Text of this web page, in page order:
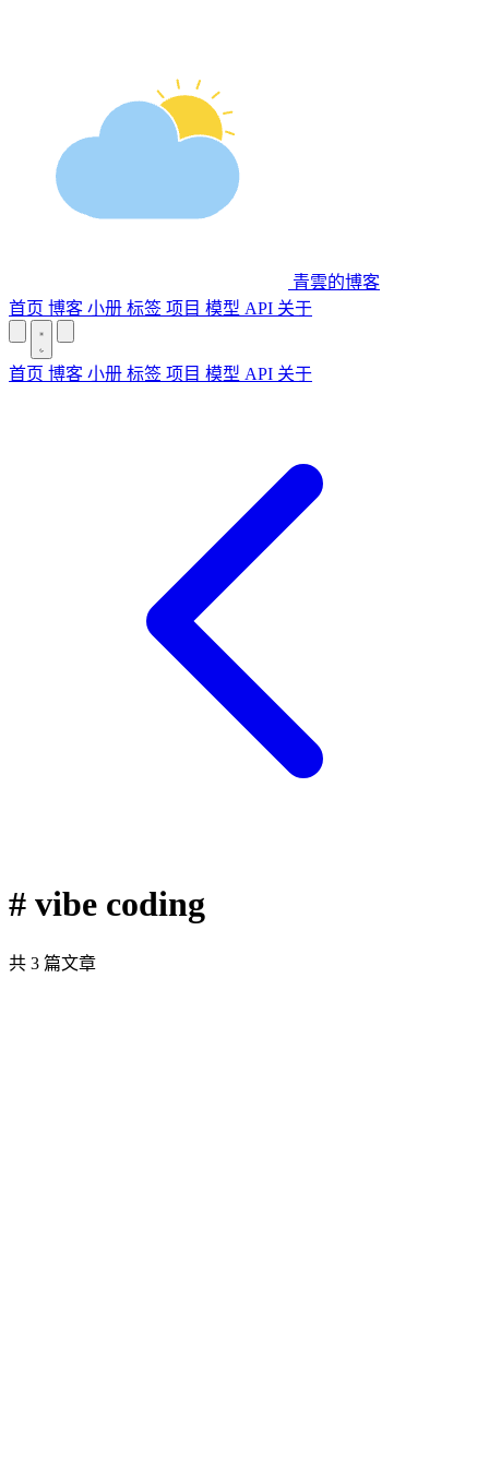
青雲的博客
首页 博客 小册 标签 项目 模型 API 关于
首页 博客 小册 标签 项目 模型 API 关于
# vibe coding
共 3 篇文章